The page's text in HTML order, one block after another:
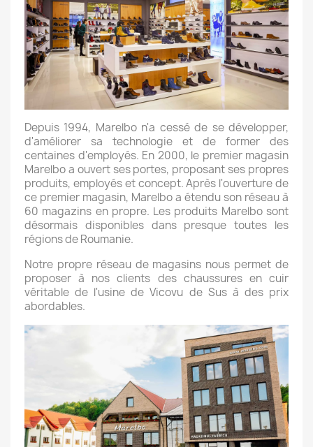
Depuis 1994, Marelbo n'a cessé de se développer,
d'améliorer sa technologie et de former des
centaines d'employés. En 2000, le premier magasin
Marelbo a ouvert ses portes, proposant ses propres
produits, employés et concept. Après l'ouverture de
ce premier magasin, Marelbo a étendu son réseau à
60 magazins en propre. Les produits Marelbo sont
désormais disponibles dans presque toutes les
régions de Roumanie.
Notre propre réseau de magasins nous permet de
proposer à nos clients des chaussures en cuir
véritable de l'usine de Vicovu de Sus à des prix
abordables.